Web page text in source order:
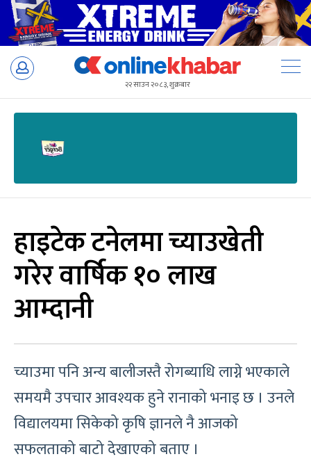
Skip
२२ साउन २०८३, शुक्रबार
हाइटेक टनेलमा च्याउखेती
गरेर वार्षिक १० लाख
आम्दानी
च्याउमा पनि अन्य बालीजस्तै रोगब्याधि लाग्ने भएकाले
समयमै उपचार आवश्यक हुने रानाको भनाइ छ । उनले
विद्यालयमा सिकेको कृषि ज्ञानले नै आजको
सफलताको बाटो देखाएको बताए ।